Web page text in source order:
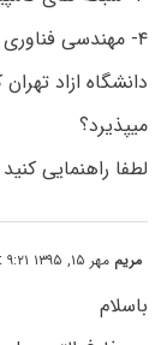
۴- مهندسی فناوری اطلاعات (IT)
دانشگاه ازاد
میپذیرد؟
لطفا راهنمایی کنید
مریم مهر ۱۵, ۱۳۹۵ at ۹:۲۱ ق٫ظ
باسلام